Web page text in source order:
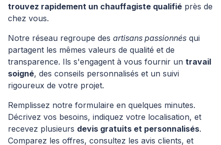
trouvez rapidement un chauffagiste qualifié près de
chez vous.
Notre réseau regroupe des artisans passionnés qui
partagent les mêmes valeurs de qualité et de
transparence. Ils s'engagent à vous fournir un travail
soigné, des conseils personnalisés et un suivi
rigoureux de votre projet.
Remplissez notre formulaire en quelques minutes.
Décrivez vos besoins, indiquez votre localisation, et
recevez plusieurs devis gratuits et personnalisés.
Comparez les offres, consultez les avis clients, et